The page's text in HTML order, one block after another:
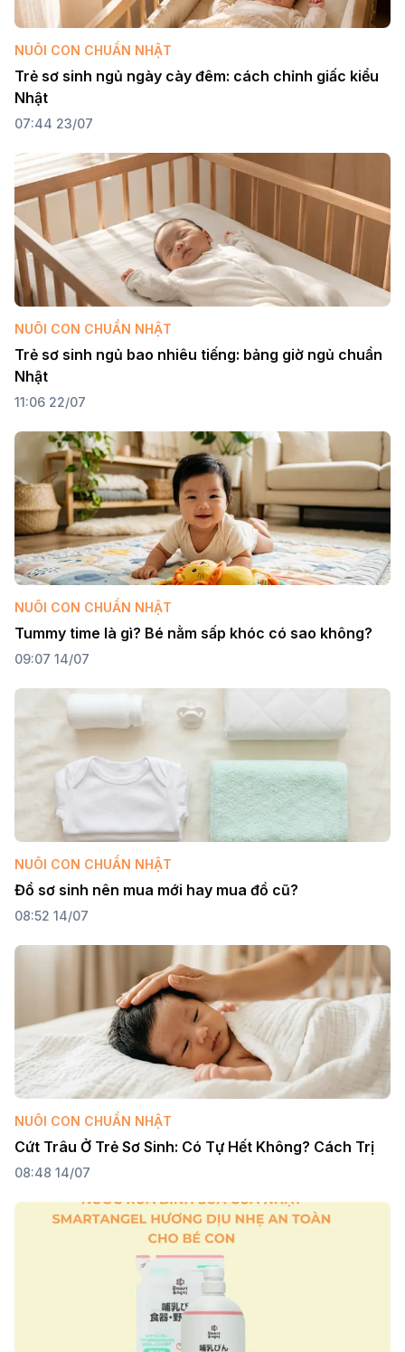
NUÔI CON CHUẨN NHẬT
Trẻ sơ sinh ngủ ngày cày đêm: cách chỉnh giấc kiểu
Nhật
07:44 23/07
NUÔI CON CHUẨN NHẬT
Trẻ sơ sinh ngủ bao nhiêu tiếng: bảng giờ ngủ chuẩn
Nhật
11:06 22/07
NUÔI CON CHUẨN NHẬT
Tummy time là gì? Bé nằm sấp khóc có sao không?
09:07 14/07
NUÔI CON CHUẨN NHẬT
Đồ sơ sinh nên mua mới hay mua đồ cũ?
08:52 14/07
NUÔI CON CHUẨN NHẬT
Cứt Trâu Ở Trẻ Sơ Sinh: Có Tự Hết Không? Cách Trị
08:48 14/07